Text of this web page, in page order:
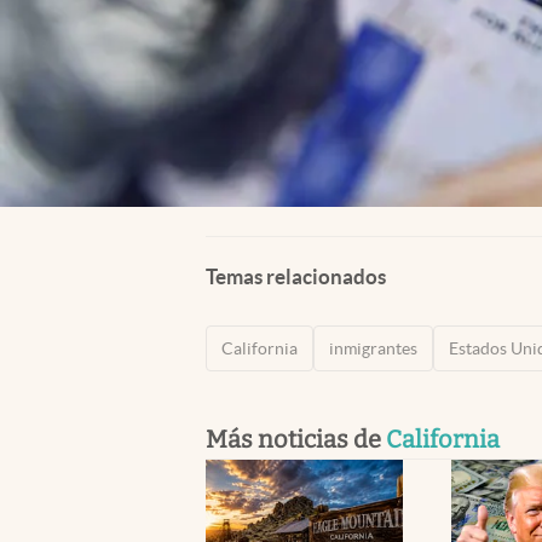
Temas relacionados
California inmigrantes Estados
Más noticias de California